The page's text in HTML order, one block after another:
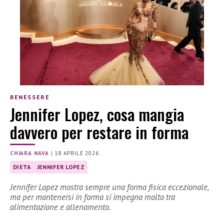
BENESSERE
Jennifer Lopez, cosa mangia
davvero per restare in forma
CHIARA NAVA | 18 APRILE 2026
DIETA JENNIFER LOPEZ
Jennifer Lopez mostra sempre una forma fisica eccezionale,
ma per mantenersi in forma si impegna molto tra
alimentazione e allenamento.